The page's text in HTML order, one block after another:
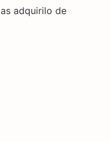
adquirilo de